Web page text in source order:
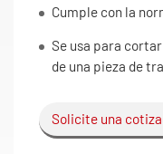
Cumple con la
Se usa para
de una pieza de
Solicite una